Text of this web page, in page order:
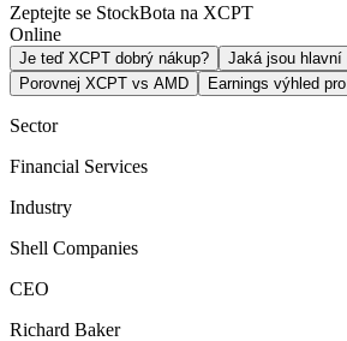
Zeptejte se StockBota na XCPT
Online
Je teď XCPT dobrý nákup?
Jaká jsou hlavní
Porovnej XCPT vs AMD
Earnings výhled
Sector
Financial Services
Industry
Shell Companies
CEO
Richard Baker